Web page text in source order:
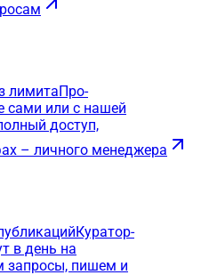
лимитаПро-
сами или с нашей
доступ,
– личного менеджера
Куратор-
в день на
запросы, пишем и